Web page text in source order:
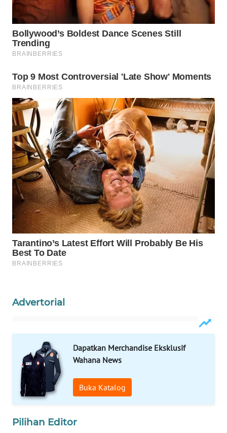
Advertorial
Dapatkan Merchandise Eksklusif
Wahana News
Buka Katalog
Pilihan Editor
WAHANA
OTOMOTIF
WAHANA
DESA
WISATA
LAPAK
WAHANA
Wahana
Network
KONSUMEN
LISTRIK
MASYARAKAT
KELISTRIKAN
ID
MARTABAT
NET
PLN
WATCH